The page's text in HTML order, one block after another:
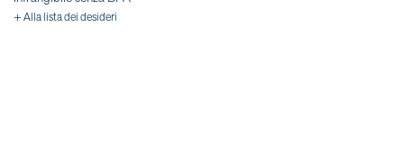
+ Alla lista dei desideri